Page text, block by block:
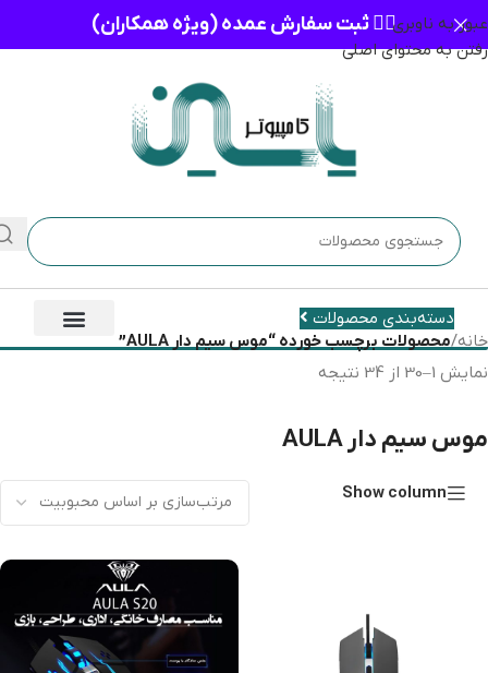
عبور به ناوبری
رفتن به محتوای اصلی
👈🏻 ثبت سفارش عمده (ویژه همکاران)
دسته‌بندی محصولات
خانه/محصولات برچسب خورده “موس سیم دار AULA”
نمایش 1–30 از 34 نتیجه
موس سیم دار AULA
Show column